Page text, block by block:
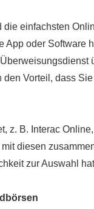
einfachsten
App oder Software
Vorteil, dass
z. B. Interac
diesen
zur Auswahl